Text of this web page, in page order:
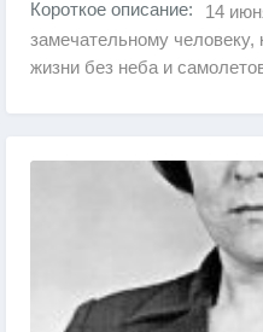
Короткое описание:
14
замечательному
жизни без неба и